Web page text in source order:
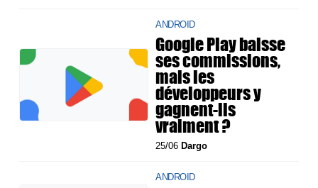
ANDROID
Google Play baisse
ses commissions,
mais les
développeurs y
gagnent-ils
vraiment ?
25/06Dargo
ANDROID